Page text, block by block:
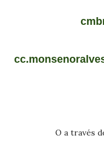
cc.monsenoralvesbras.madrid@educa.madrid.
O a